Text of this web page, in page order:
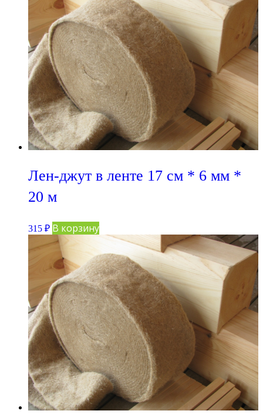
Лен-джут в ленте 17 см * 6 мм *
20 м
315 ₽ В корзину